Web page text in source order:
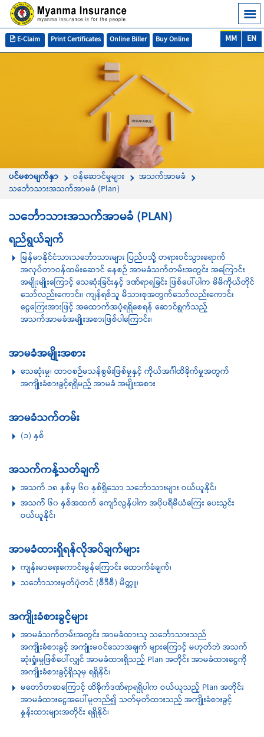
EN
MM
Buy Online
Online Biller
Print Certificates
E-Claim
ပင်မစာမျက်နှာ ဝန်ဆောင်မှုများ
အသက်အာမခံ
သင်္ဘောသားအသက်အာမခံ (Plan)
သင်္ဘောသားအသက်အာမခံ (PLAN)
ရည်ရွယ်ချက်
မြန်မာနိုင်ငံသားသင်္ဘောသားများ ပြည်ပသို့ တရားဝင်သွားရောက်
အလုပ်တာဝန်ထမ်းဆောင် နေစဉ် အာမခံသက်တမ်းအတွင်း အကြောင်း
အမျိုးမျိုး‌ကြောင့် သေဆုံးခြင်းနှင့် ဒဏ်ရာရခြင်း ဖြစ်ပေါ်ပါက မိမိကိုယ်တိုင်
သော်လည်းကောင်း၊ ကျန်ရစ်သူ မိသားစုအတွက်သော်လည်းကောင်း
ငွေကြေးအားဖြင့် အထောက်အပံ့ရရှိစေရန် ဆောင်ရွက်သည့်
အသက်အာမခံအမျိုးအစားဖြစ်ပါကြောင်း၊
အာမခံအမျိုးအစား
သေဆုံးမှု၊ ထာဝစဉ်မသန်စွမ်းဖြစ်မှုနှင့် ကိုယ်အင်္ဂါထိခိုက်မှုအတွက်
အကျိုးခံစားခွင့်ရရှိမည့် အာမခံ အမျိုးအစား
အာမခံသက်တမ်း
(၁) နှစ်
အသက်ကန့်သတ်ချက်
အသက် ၁၈ နှစ်မှ ၆၀ နှစ်ရှိသော သင်္ဘောသားများ ဝယ်ယူနိုင်၊
အသက်် ၆၀ နှစ်အထက် ကျော်လွန်ပါက အပိုပရီမီယံကြေး ပေးသွင်း
ဝယ်ယူနိုင်၊
အာမခံထားရှိရန်လိုအပ်ချက်များ
ကျန်းမာရေးကောင်းမွန်ကြောင်း ထောက်ခံချက်၊
သင်္ဘောသားမှတ်ပုံတင် (စီဒီစီ) မိတ္တူ၊
အကျိုးခံစားခွင့်များ
အာမခံသက်တမ်းအတွင်း အာမခံထားသူ သင်္ဘောသားသည်
အကျိုးခံစားခွင့် အကျုံးမဝင်သောအချက် များကြောင့် မဟုတ်ဘဲ အသက်
ဆုံးရှုံးမှုဖြစ်ပေါ်လျှင် အာမခံထားရှိသည့် Plan အတိုင်း အာမခံထားငွေကို
အကျိုးခံစားခွင့်ရှိသူမှ ရရှိနိုင်၊
မတော်တဆကြောင့် ထိခိုက်ဒဏ်ရာရရှိပါက ဝယ်ယူသည့် Plan အတိုင်း
အာမခံထားငွေအပေါ်မူတည်၍ သတ်မှတ်ထားသည့် အကျိုးခံစားခွင့်
နှုန်းထားများအတိုင်း ရရှိနိုင်၊